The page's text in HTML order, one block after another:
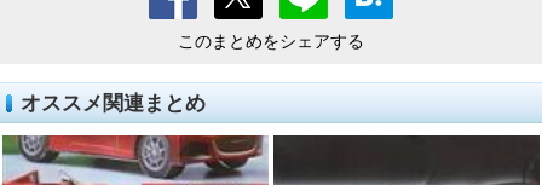
このまとめをシェアする
オススメ関連まとめ